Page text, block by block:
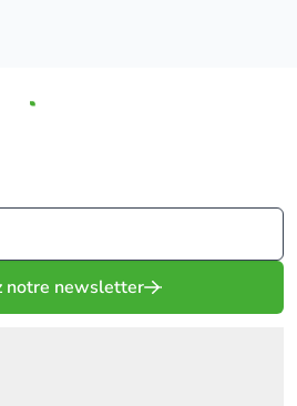
notre newsletter